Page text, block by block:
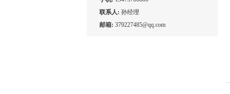
联系人: 孙经理
邮箱: 379227485@qq.com